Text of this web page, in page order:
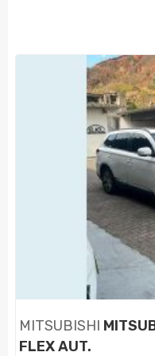
MITSUBISHI
FLEX AUT.